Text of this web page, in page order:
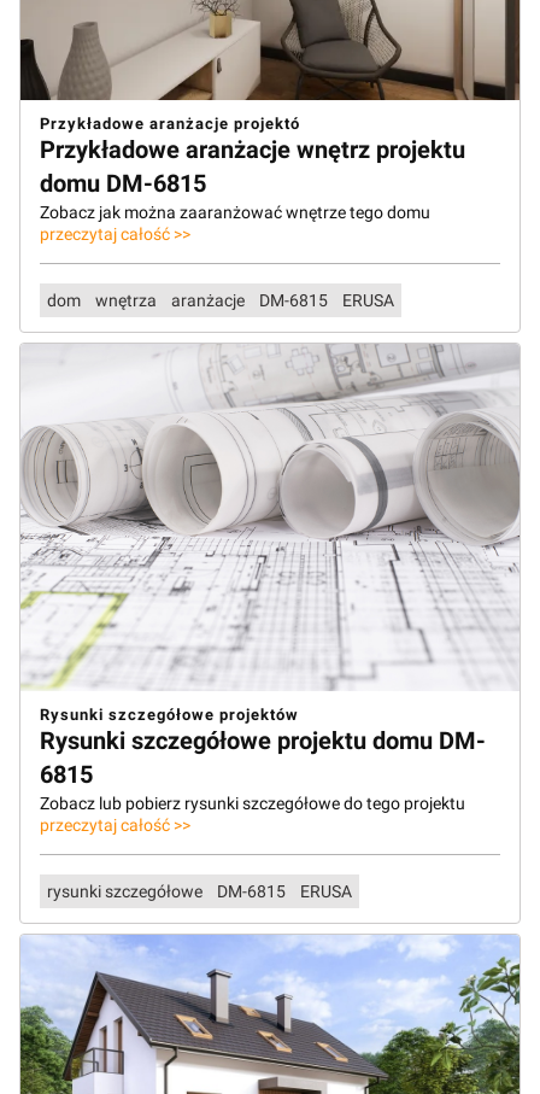
Przykładowe aranżacje projektó
Przykładowe aranżacje wnętrz projektu
domu DM-6815
Zobacz jak można zaaranżować wnętrze tego domu
przeczytaj całość >>
dom wnętrza aranżacje DM-6815 ERUSA
Rysunki szczegółowe projektów
Rysunki szczegółowe projektu domu DM-
6815
Zobacz lub pobierz rysunki szczegółowe do tego projektu
przeczytaj całość >>
rysunki szczegółowe DM-6815 ERUSA